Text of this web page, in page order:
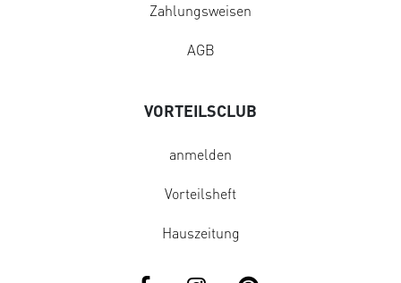
Zahlungsweisen
AGB
VORTEILSCLUB
anmelden
Vorteilsheft
Hauszeitung